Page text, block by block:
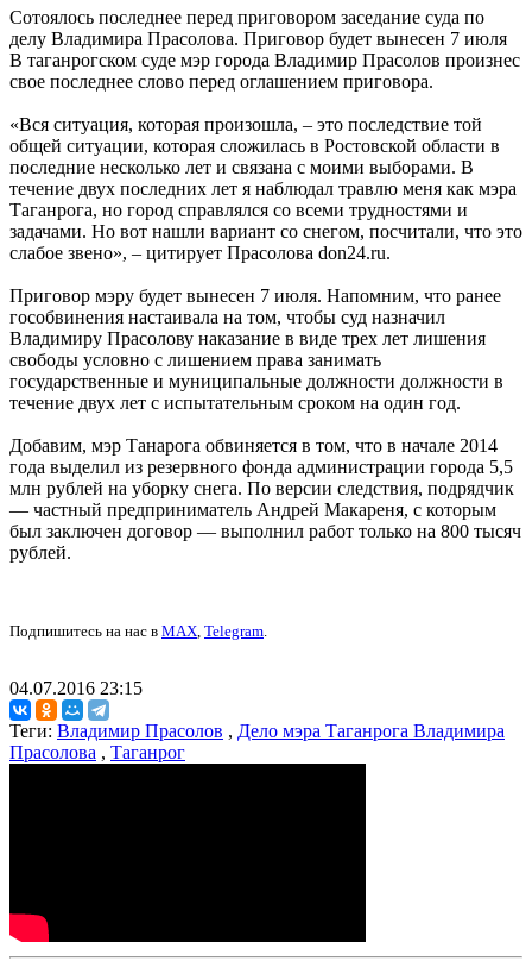
Сотоялось последнее перед приговором заседание суда по
делу Владимира Прасолова. Приговор будет вынесен 7 июля
В таганрогском суде мэр города Владимир Прасолов произнес
свое последнее слово перед оглашением приговора.
«Вся ситуация, которая произошла, – это последствие той
общей ситуации, которая сложилась в Ростовской области в
последние несколько лет и связана с моими выборами. В
течение двух последних лет я наблюдал травлю меня как мэра
Таганрога, но город справлялся со всеми трудностями и
задачами. Но вот нашли вариант со снегом, посчитали, что это
слабое звено», – цитирует Прасолова don24.ru.
Приговор мэру будет вынесен 7 июля. Напомним, что ранее
гособвинения настаивала на том, чтобы суд назначил
Владимиру Прасолову наказание в виде трех лет лишения
свободы условно с лишением права занимать
государственные и муниципальные должности должности в
течение двух лет с испытательным сроком на один год.
Добавим, мэр Танарога обвиняется в том, что в начале 2014
года выделил из резервного фонда администрации города 5,5
млн рублей на уборку снега. По версии следствия, подрядчик
— частный предприниматель Андрей Макареня, с которым
был заключен договор — выполнил работ только на 800 тысяч
рублей.
Подпишитесь на нас в MAX, Telegram.
04.07.2016 23:15
Теги: Владимир Прасолов , Дело мэра Таганрога Владимира
Прасолова , Таганрог